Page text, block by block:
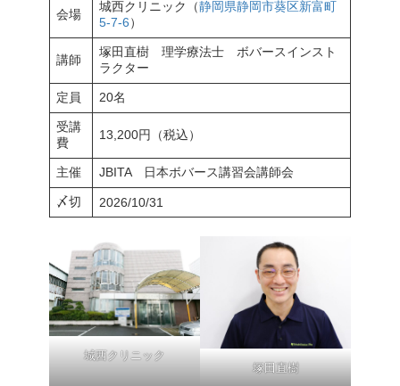
会場
城西クリニック（静岡県静岡市葵区新富町
5-7-6）
講師
塚田直樹 理学療法士 ボバースインスト
ラクター
定員 20名
受講
費
13,200円（税込）
主催 JBITA 日本ボバース講習会講師会
〆切 2026/10/31
城西クリニック
塚田直樹